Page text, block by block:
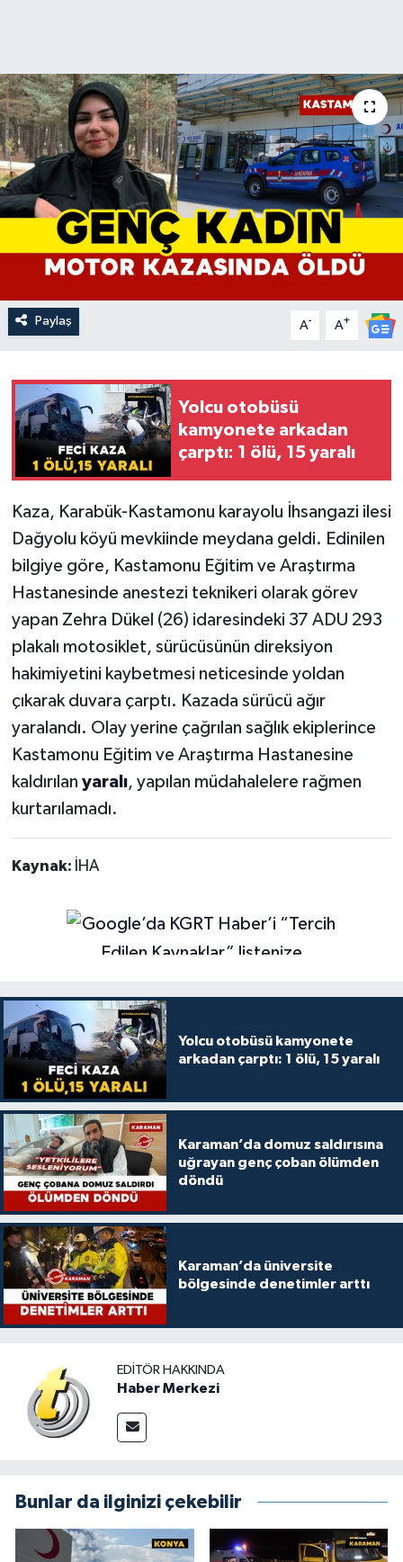
Paylaş A- A+
Yolcu otobüsü
kamyonete arkadan
çarptı: 1 ölü, 15 yaralı
Kaza, Karabük-Kastamonu karayolu İhsangazi ilesi
Dağyolu köyü mevkiinde meydana geldi. Edinilen
bilgiye göre, Kastamonu Eğitim ve Araştırma
Hastanesinde anestezi teknikeri olarak görev
yapan Zehra Dükel (26) idaresindeki 37 ADU 293
plakalı motosiklet, sürücüsünün direksiyon
hakimiyetini kaybetmesi neticesinde yoldan
çıkarak duvara çarptı. Kazada sürücü ağır
yaralandı. Olay yerine çağrılan sağlık ekiplerince
Kastamonu Eğitim ve Araştırma Hastanesine
kaldırılan yaralı, yapılan müdahalelere rağmen
kurtarılamadı.
Kaynak: İHA
Yolcu otobüsü kamyonete
arkadan çarptı: 1 ölü, 15 yaralı
Karaman’da domuz saldırısına
uğrayan genç çoban ölümden
döndü
Karaman’da üniversite
bölgesinde denetimler arttı
EDITÖR HAKKINDA
Haber Merkezi
Bunlar da ilginizi çekebilir